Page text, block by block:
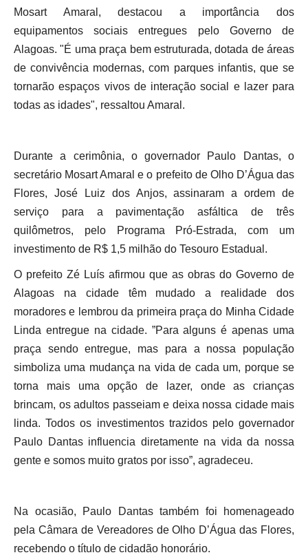
Mosart Amaral, destacou a importância dos
equipamentos sociais entregues pelo Governo de
Alagoas. "É uma praça bem estruturada, dotada de áreas
de convivência modernas, com parques infantis, que se
tornarão espaços vivos de interação social e lazer para
todas as idades", ressaltou Amaral.
Durante a cerimônia, o governador Paulo Dantas, o
secretário Mosart Amaral e o prefeito de Olho D’Água das
Flores, José Luiz dos Anjos, assinaram a ordem de
serviço para a pavimentação asfáltica de três
quilômetros, pelo Programa Pró-Estrada, com um
investimento de R$ 1,5 milhão do Tesouro Estadual.
O prefeito Zé Luís afirmou que as obras do Governo de
Alagoas na cidade têm mudado a realidade dos
moradores e lembrou da primeira praça do Minha Cidade
Linda entregue na cidade. ”Para alguns é apenas uma
praça sendo entregue, mas para a nossa população
simboliza uma mudança na vida de cada um, porque se
torna mais uma opção de lazer, onde as crianças
brincam, os adultos passeiam e deixa nossa cidade mais
linda. Todos os investimentos trazidos pelo governador
Paulo Dantas influencia diretamente na vida da nossa
gente e somos muito gratos por isso”, agradeceu.
Na ocasião, Paulo Dantas também foi homenageado
pela Câmara de Vereadores de Olho D’Água das Flores,
recebendo o título de cidadão honorário.